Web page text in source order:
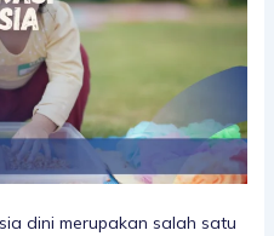
dini merupakan salah satu